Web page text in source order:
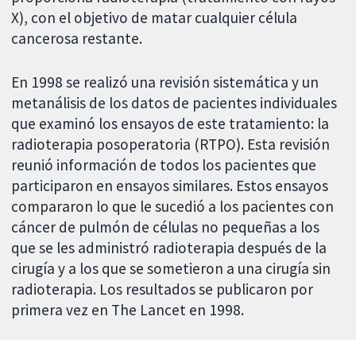
X), con el objetivo de matar cualquier célula
cancerosa restante.
En 1998 se realizó una revisión sistemática y un
metanálisis de los datos de pacientes individuales
que examinó los ensayos de este tratamiento: la
radioterapia posoperatoria (RTPO). Esta revisión
reunió información de todos los pacientes que
participaron en ensayos similares. Estos ensayos
compararon lo que le sucedió a los pacientes con
cáncer de pulmón de células no pequeñas a los
que se les administró radioterapia después de la
cirugía y a los que se sometieron a una cirugía sin
radioterapia. Los resultados se publicaron por
primera vez en The Lancet en 1998.